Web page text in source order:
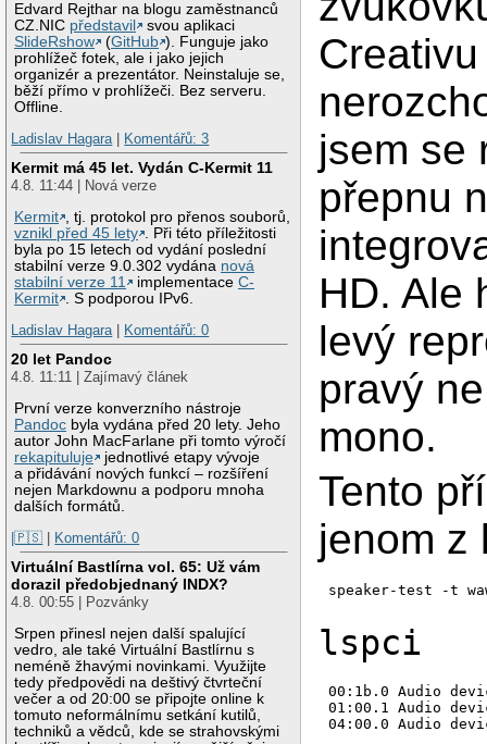
Edvard Rejthar na blogu zaměstnanců
CZ.NIC představil
svou aplikaci
SlideRshow
(GitHub ). Funguje jako
prohlížeč fotek, ale i jako jejich
organizér a prezentátor. Neinstaluje se,
běží přímo v prohlížeči. Bez serveru.
Offline.
Ladislav Hagara| Komentářů: 3
Kermit má 45 let. Vydán C-Kermit 11
4.8. 11:44 | Nová verze
Kermit
, tj. protokol pro přenos souborů,
vznikl před 45 lety
. Při této příležitosti
byla po 15 letech od vydání poslední
stabilní verze 9.0.302 vydána nová
stabilní verze 11
implementaceC-
Kermit
. S podporou IPv6.
Ladislav Hagara| Komentářů: 0
20 let Pandoc
4.8. 11:11 | Zajímavý článek
První verze konverzního nástroje
Pandoc byla vydána před 20 lety. Jeho
autor John MacFarlane při tomto výročí
rekapituluje
jednotlivé etapy vývoje
a přidávání nových funkcí – rozšíření
nejen Markdownu a podporu mnoha
dalších formátů.
|🇵🇸
Komentářů: 0
Virtuální Bastlírna vol. 65: Už vám
dorazil předobjednaný INDX?
4.8. 00:55 | Pozvánky
Srpen přinesl nejen další spalující
vedro, ale také Virtuální Bastlírnu s
neméně žhavými novinkami. Využijte
tedy předpovědi na deštivý čtvrteční
večer a od 20:00 se připojte online k
tomuto neformálnímu setkání kutilů,
techniků a vědců, kde se strahovskými
Creativu
jsem se
přepnu
HD. Ale
levý
pravý
mono.
Tento
jenom z
speaker-test -t
lspci
00:1b.0 Audio
01:00.1 Audio